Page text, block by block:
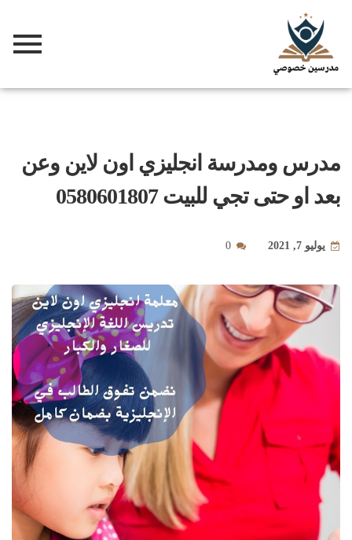
مدرس ومدرسة انجليزي اون لاين وعن
بعد او حتى تجي للبيت 0580601807
يوليو 7, 2021